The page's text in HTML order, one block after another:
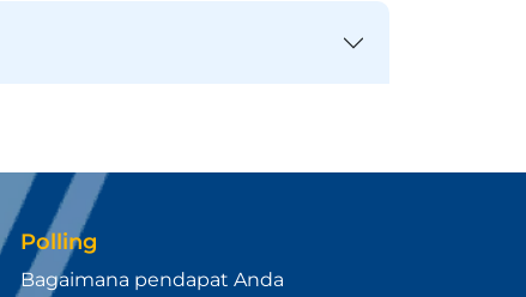
Polling
Bagaimana pendapat Anda